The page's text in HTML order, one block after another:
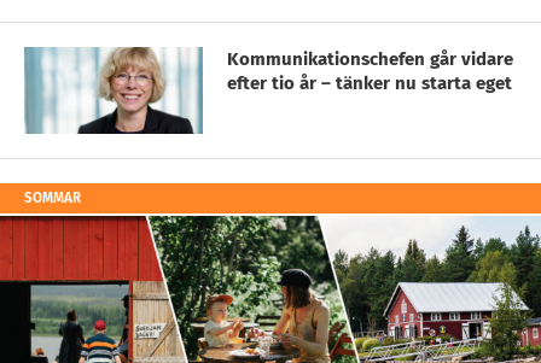
Kommunikationschefen går vidare
efter tio år – tänker nu starta eget
SOMMAR